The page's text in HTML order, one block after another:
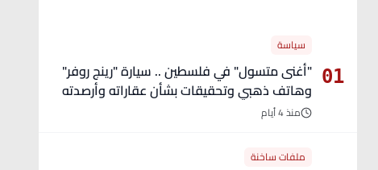
01
سياسة
"أغنى متسول" في فلسطين .. سيارة "رينج روفر"
وهاتف ذهبي وتحقيقات بشأن عقاراته وأرصدته
منذ 4 أيام
ملفات ساخنة